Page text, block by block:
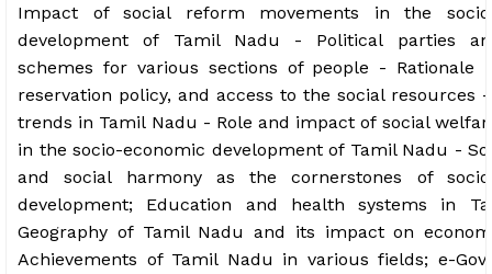
Impact of social reform movements in the socio-
development of Tamil Nadu - Political parties
schemes for various sections of people - Rationale
reservation policy, and access to the social resources
trends in Tamil Nadu - Role and impact of social
in the socio-economic development of Tamil Nadu -
and social harmony as the cornerstones of
development; Education and health systems in
Geography of Tamil Nadu and its impact on
Achievements of Tamil Nadu in various fields; e-